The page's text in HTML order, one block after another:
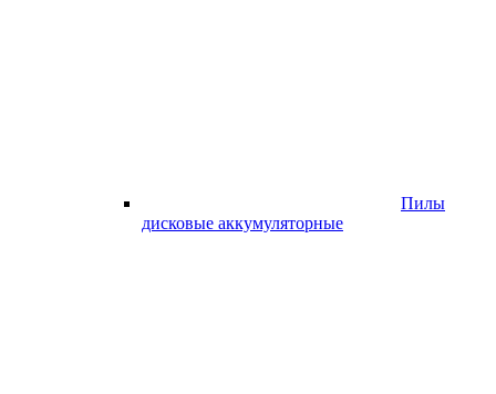
Пилы
дисковые аккумуляторные